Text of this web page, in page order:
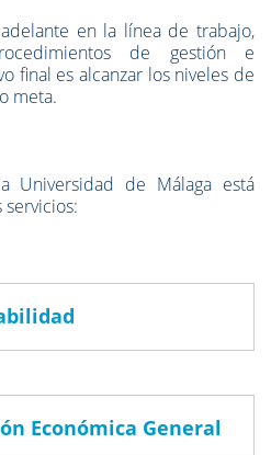
en la línea de trabajo,
de gestión e
final es alcanzar los niveles de
meta.
Universidad de Málaga está
Económica General